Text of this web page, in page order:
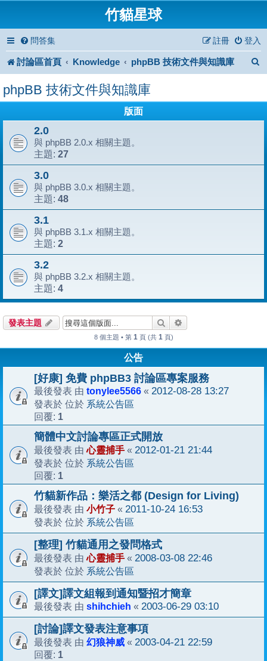
竹貓星球
問答集 登入
註冊
討論區首頁 Knowledge phpBB 技術文件與知識庫
phpBB 技術文件與知識庫
版面
2.0
與 phpBB 2.0.x 相關主題。
主題: 27
3.0
與 phpBB 3.0.x 相關主題。
主題: 48
3.1
與 phpBB 3.1.x 相關主題。
主題: 2
3.2
與 phpBB 3.2.x 相關主題。
主題: 4
發表主題 搜尋
8 個主題 • 第 1 頁 (共 1 頁)
公告
[好康] 免費 phpBB3 討論區專案服務
最後發表 由 tonylee5566 « 2012-08-28 13:27
發表於 位於 系統公告區
回覆: 1
簡體中文討論專區正式開放
最後發表 由心靈捕手 « 2012-01-21 21:44
發表於 位於 系統公告區
回覆: 1
竹貓新作品：樂活之都 (Design for Living)
最後發表 由 小竹子 « 2011-10-24 16:53
發表於 位於 系統公告區
[整理] 竹貓通用之發問格式
最後發表 由心靈捕手 « 2008-03-08 22:46
發表於 位於 系統公告區
[譯文]譯文組報到通知暨招才簡章
最後發表 由 shihchieh « 2003-06-29 03:10
[討論]譯文發表注意事項
最後發表 由 幻狼神威 « 2003-04-21 22:59
回覆: 1